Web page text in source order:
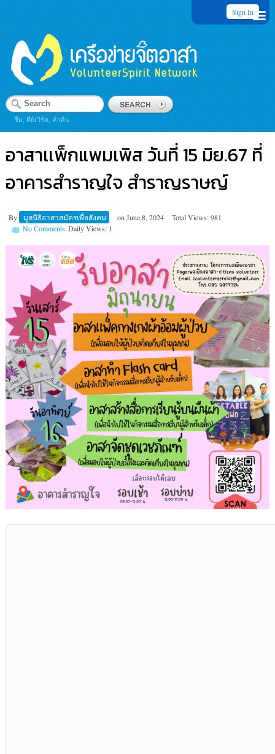
Sign In
ชื่อ, คีย์เวิร์ด, คำค้น
อาสาเเพ็กแพมเพิส วันที่ 15 มิย.67 ที่
อาคารสำราญใจ สำราญราษญ์
By มูลนิธิอาสาสมัครเพื่อสังคม on June 8, 2024
Total Views: 981
Daily Views: 1
No Comments